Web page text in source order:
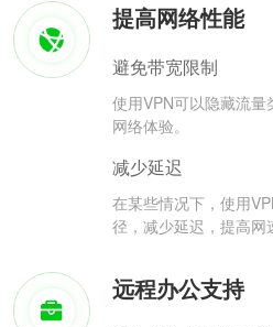
提高网络性能
避免带宽限制
使用VPN可以隐藏流
网络体验。
减少延迟
在某些情况下，使用
径，减少延迟，提高网
远程办公支持